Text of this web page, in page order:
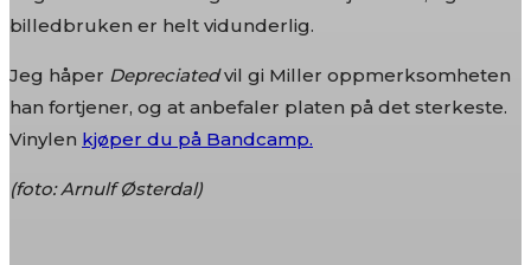
billedbruken er helt vidunderlig.
Jeg håper Depreciatedvil gi Miller oppmerksomheten
han fortjener, og at anbefaler platen på det sterkeste.
Vinylen kjøper du på Bandcamp.
(foto: Arnulf Østerdal)